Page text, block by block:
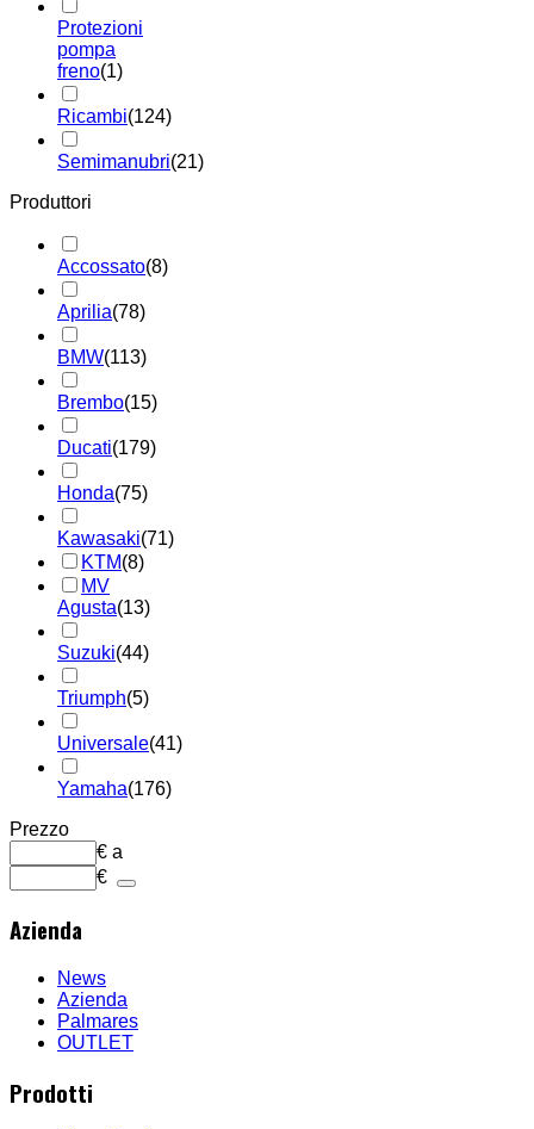
Protezioni
pompa
freno(1)
Ricambi(124)
Semimanubri(21)
Produttori
Accossato(8)
Aprilia(78)
BMW(113)
Brembo(15)
Ducati(179)
Honda(75)
Kawasaki(71)
KTM(8)
MV
Agusta(13)
Suzuki(44)
Triumph(5)
Universale(41)
Yamaha(176)
Prezzo
€ a
€
Azienda
News
Azienda
Palmares
OUTLET
Prodotti